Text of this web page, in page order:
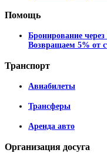
Помощь
Бронирование
Возвращаем 5% от
Транспорт
Авиабилеты
Трансферы
Аренда авто
Организация досуга